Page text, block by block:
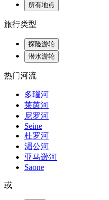
所有地点
旅行类型
探险游轮
潜水游轮
热门河流
多瑙河
莱茵河
尼罗河
Seine
杜罗河
湄公河
亚马逊河
Saone
或